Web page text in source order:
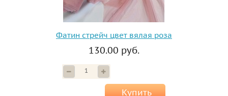
Фатин стрейч цвет вялая роза
130.00 руб.
Купить